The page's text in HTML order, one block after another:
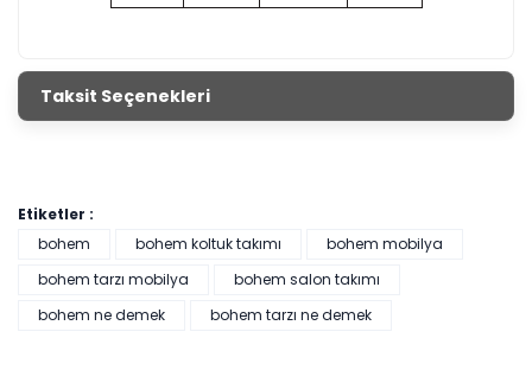
Taksit Seçenekleri
Etiketler :
bohem
bohem koltuk takımı
bohem mobilya
bohem tarzı mobilya
bohem salon takımı
bohem ne demek
bohem tarzı ne demek